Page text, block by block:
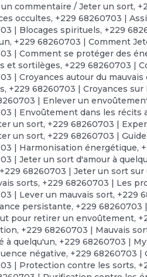
un commentaire /Jeter un sort,
occultes, +229 68260703 |
| Blocages spirituels, +229
, +229 68260703 | Comment
| Comment se protéger des
et sortilèges, +229 68260703 |
| Croyances autour du
, +229 68260703 | Croyances sur
| Enlever un
| Envoûtement dans les récits
un sort, +229 68260703 |
un sort, +229 68260703 |
| Harmonisation énergétique,
| Jeter un sort d'amour à
+229 68260703 | Jeter un sort
sorts, +229 68260703 | Les
| Lever un mauvais sort, +229
persistante, +229 68260703
pour retirer un envoûtement,
, +229 68260703 | Mauvais
à quelqu'un, +229 68260703 |
négative, +229 68260703 |
| Protection contre les sorts,